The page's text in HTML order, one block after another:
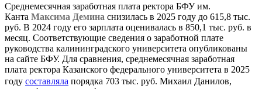
Среднемесячная заработная плата ректора БФУ им.
Канта Максима Демина снизилась в 2025 году до 615,8 тыс.
руб. В 2024 году его зарплата оценивалась в 850,1 тыс. руб. в
месяц. Соответствующие сведения о заработной плате
руководства калининградского университета опубликованы
на сайте БФУ. Для сравнения, среднемесячная заработная
плата ректора Казанского федерального университета в 2025
году составляла порядка 703 тыс. руб. Михаил Данилов,